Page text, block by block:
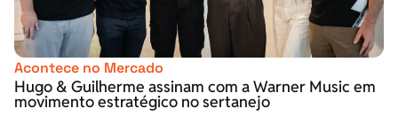
Acontece no Mercado
Hugo & Guilherme assinam com a Warner Music em
movimento estratégico no sertanejo